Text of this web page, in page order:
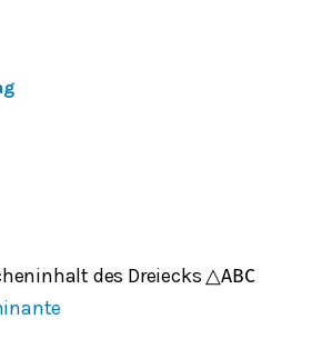
des Dreiecks △ABC